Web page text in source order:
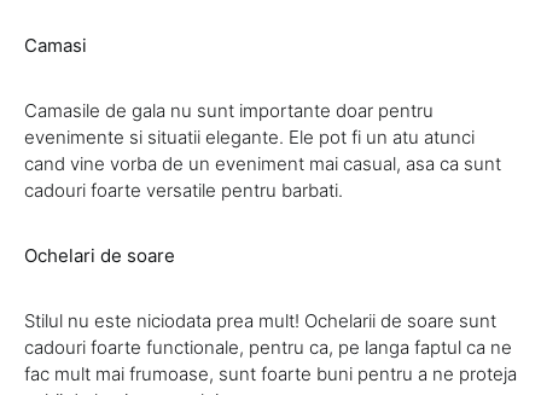
Camasi
Camasile de gala nu sunt importante doar pentru
evenimente si situatii elegante. Ele pot fi un atu atunci
cand vine vorba de un eveniment mai casual, asa ca sunt
cadouri foarte versatile pentru barbati.
Ochelari de soare
Stilul nu este niciodata prea mult! Ochelarii de soare sunt
cadouri foarte functionale, pentru ca, pe langa faptul ca ne
fac mult mai frumoase, sunt foarte buni pentru a ne proteja